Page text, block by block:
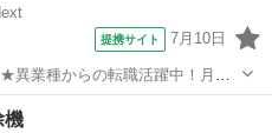
提携サイト 7月10日
異業種からの転職活躍中！月収
可◎即日入寮OK！寮費はずっと
社負担！工場まで無料送迎あり
他
機